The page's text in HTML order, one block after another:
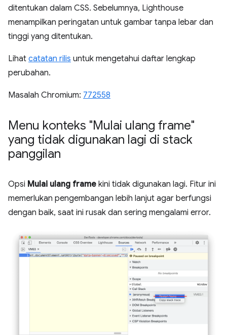
ditentukan dalam CSS. Sebelumnya, Lighthouse
menampilkan peringatan untuk gambar tanpa lebar dan
tinggi yang ditentukan.
Lihat catatan rilis untuk mengetahui daftar lengkap
perubahan.
Masalah Chromium: 772558
Menu konteks "Mulai ulang frame"
yang tidak digunakan lagi di stack
panggilan
Opsi Mulai ulang frame kini tidak digunakan lagi. Fitur ini
memerlukan pengembangan lebih lanjut agar berfungsi
dengan baik, saat ini rusak dan sering mengalami error.